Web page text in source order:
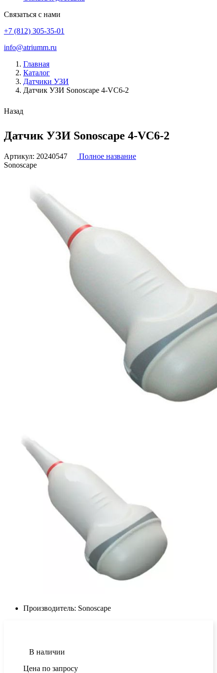
Связаться с нами
+7 (812) 305-35-01
info@atriumm.ru
Главная
Каталог
Датчики УЗИ
Датчик УЗИ Sonoscape 4-VC6-2
Назад
Датчик УЗИ Sonoscape 4-VC6-2
Артикул: 20240547
Полное название
Sonoscape
Производитель: Sonoscape
В наличии
Цена по запросу